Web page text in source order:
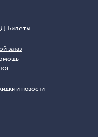
Билеты
заказ
и новости